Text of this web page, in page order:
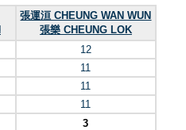
張運洹 CHEUNG WAN WUN
張樂 CHEUNG LOK
12
11
11
11
3